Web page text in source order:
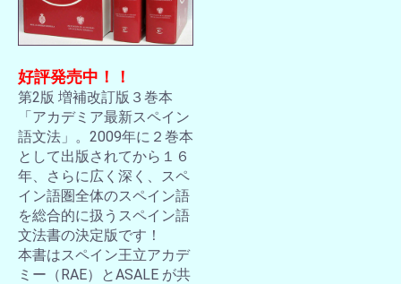
好評発売中！！
第2版 増補改訂版３巻本
「アカデミア最新スペイン
語文法」。2009年に２巻本
として出版されてから１６
年、さらに広く深く、スペ
イン語圏全体のスペイン語
を総合的に扱うスペイン語
文法書の決定版です！
本書はスペイン王立アカデ
ミー（RAE）とASALE が共